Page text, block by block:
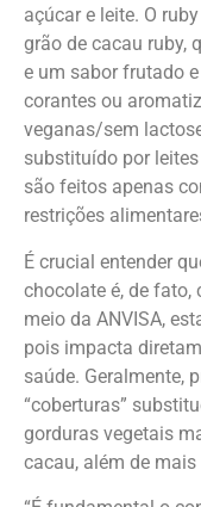
açúcar e leite. O
grão de cacau ruby,
e um sabor frutado
corantes ou
veganas/sem
substituído por
são feitos apenas
restrições
É crucial entender
chocolate é, de fato,
meio da ANVISA,
pois impacta
saúde. Geralmente,
“coberturas”
gorduras vegetais
cacau, além de